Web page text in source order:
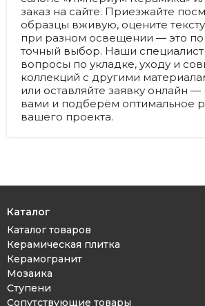
заказ на сайте. Приезжайте
образцы вживую, оцените
при разном освещении — это
точный выбор. Наши
вопросы по укладке, уходу и
коллекций с другими
или оставляйте заявку онлайн
вами и подберём оптимальное
вашего проекта.
Каталог
Каталог товаров
Керамическая плитка
Керамогранит
Мозаика
Ступени
Сопутствующие товары